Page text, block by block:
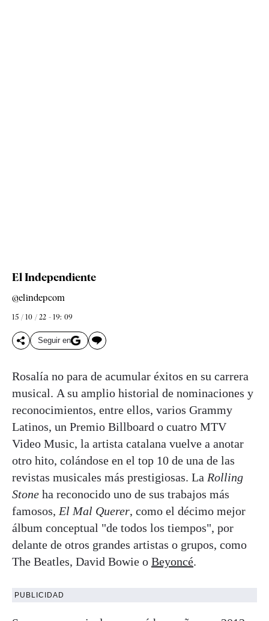
El Independiente
@elindepcom
15 / 10 / 22 - 19: 09
Seguir en
Rosalía no para de acumular éxitos en su carrera
musical. A su amplio historial de nominaciones y
reconocimientos, entre ellos, varios Grammy
Latinos, un Premio Billboard o cuatro MTV
Video Music, la artista catalana vuelve a anotar
otro hito, colándose en el top 10 de una de las
revistas musicales más prestigiosas. La Rolling
Stone ha reconocido uno de sus trabajos más
famosos, El Mal Querer, como el décimo mejor
álbum conceptual "de todos los tiempos", por
delante de otros grandes artistas o grupos, como
The Beatles, David Bowie o Beyoncé.
PUBLICIDAD